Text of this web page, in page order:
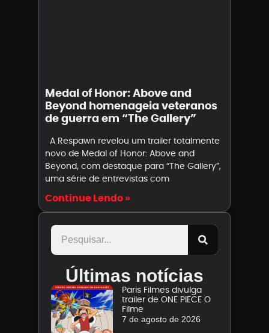
Medal of Honor: Above and
Beyond homenageia veteranos
de guerra em “The Gallery”
A Respawn revelou um trailer totalmente
novo de Medal of Honor: Above and
Beyond, com destaque para “The Gallery”,
uma série de entrevistas com
Continue Lendo »
Últimas notícias
Paris Filmes divulga
trailer de ONE PIECE O
Filme
7 de agosto de 2026